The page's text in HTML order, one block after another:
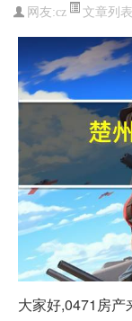
网友:cz 文章列表
大家好,0471房